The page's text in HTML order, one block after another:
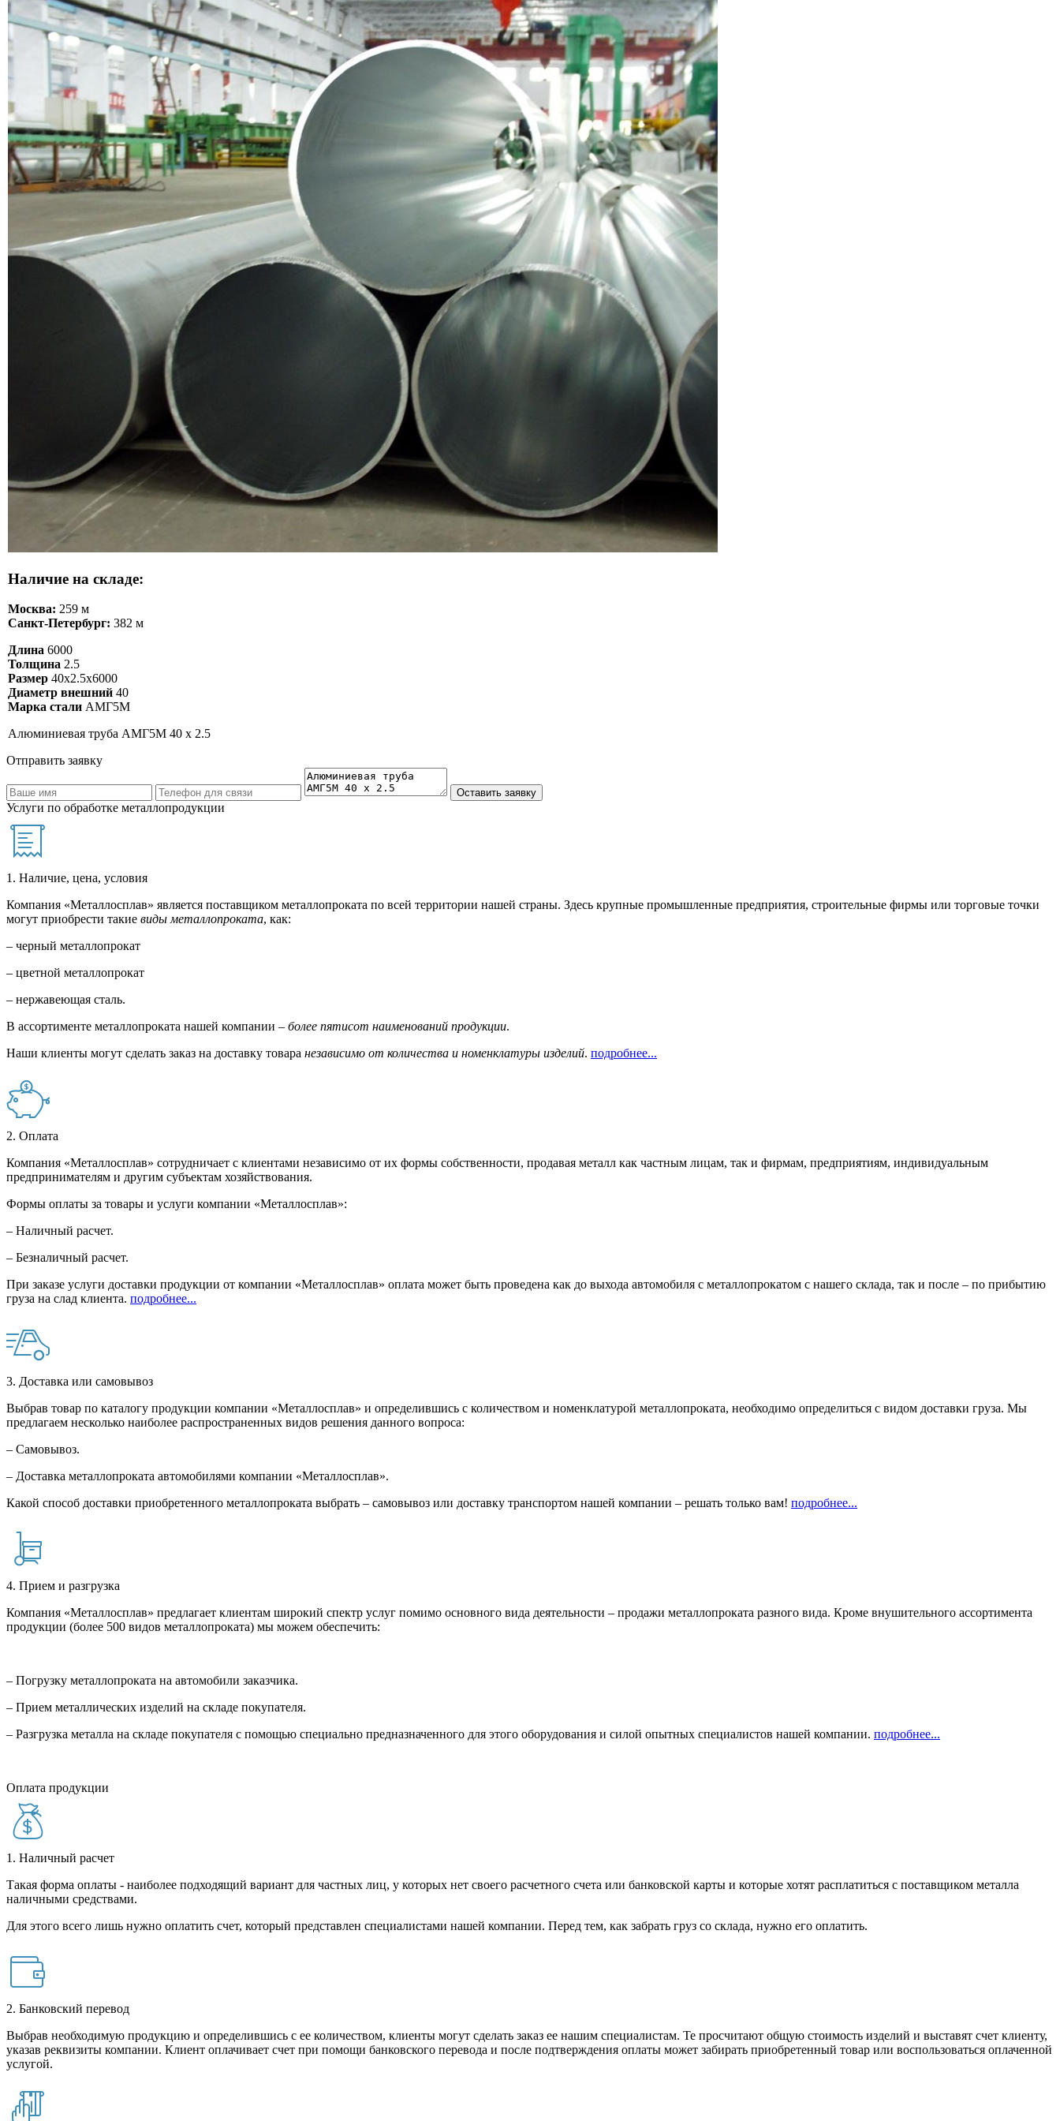
Наличие на складе:
Москва: 259 м
Санкт-Петербург: 382 м
Длина 6000
Толщина 2.5
Размер 40х2.5х6000
Диаметр внешний 40
Марка стали АМГ5М
Алюминиевая труба АМГ5М 40 х 2.5
Отправить заявку
Услуги по обработке металлопродукции
1. Наличие, цена, условия
Компания «Металлосплав» является поставщиком металлопроката по всей территории нашей страны. Здесь крупные промышленные предприятия, строительные фирмы или торговые точки
могут приобрести такие виды металлопроката, как:
– черный металлопрокат
– цветной металлопрокат
– нержавеющая сталь.
В ассортименте металлопроката нашей компании – более пятисот наименований продукции.
Наши клиенты могут сделать заказ на доставку товара независимо от количества и номенклатуры изделий. подробнее...
2. Оплата
Компания «Металлосплав» сотрудничает с клиентами независимо от их формы собственности, продавая металл как частным лицам, так и фирмам, предприятиям, индивидуальным
предпринимателям и другим субъектам хозяйствования.
Формы оплаты за товары и услуги компании «Металлосплав»:
– Наличный расчет.
– Безналичный расчет.
При заказе услуги доставки продукции от компании «Металлосплав» оплата может быть проведена как до выхода автомобиля с металлопрокатом с нашего склада, так и после – по прибытию
груза на слад клиента. подробнее...
3. Доставка или самовывоз
Выбрав товар по каталогу продукции компании «Металлосплав» и определившись с количеством и номенклатурой металлопроката, необходимо определиться с видом доставки груза. Мы
предлагаем несколько наиболее распространенных видов решения данного вопроса:
– Самовывоз.
– Доставка металлопроката автомобилями компании «Металлосплав».
Какой способ доставки приобретенного металлопроката выбрать – самовывоз или доставку транспортом нашей компании – решать только вам! подробнее...
4. Прием и разгрузка
Компания «Металлосплав» предлагает клиентам широкий спектр услуг помимо основного вида деятельности – продажи металлопроката разного вида. Кроме внушительного ассортимента
продукции (более 500 видов металлопроката) мы можем обеспечить:
– Погрузку металлопроката на автомобили заказчика.
– Прием металлических изделий на складе покупателя.
– Разгрузка металла на складе покупателя с помощью специально предназначенного для этого оборудования и силой опытных специалистов нашей компании. подробнее...
Оплата продукции
1. Наличный расчет
Такая форма оплаты - наиболее подходящий вариант для частных лиц, у которых нет своего расчетного счета или банковской карты и которые хотят расплатиться с поставщиком металла
наличными средствами.
Для этого всего лишь нужно оплатить счет, который представлен специалистами нашей компании. Перед тем, как забрать груз со склада, нужно его оплатить.
2. Банковский перевод
Выбрав необходимую продукцию и определившись с ее количеством, клиенты могут сделать заказ ее нашим специалистам. Те просчитают общую стоимость изделий и выставят счет клиенту,
указав реквизиты компании. Клиент оплачивает счет при помощи банковского перевода и после подтверждения оплаты может забирать приобретенный товар или воспользоваться оплаченной
услугой.